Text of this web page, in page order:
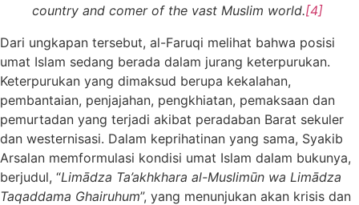
country and comer of the vast Muslim world.[4]
Dari ungkapan tersebut, al-Faruqi melihat bahwa posisi
umat Islam sedang berada dalam jurang keterpurukan.
Keterpurukan yang dimaksud berupa kekalahan,
pembantaian, penjajahan, pengkhiatan, pemaksaan dan
pemurtadan yang terjadi akibat peradaban Barat sekuler
dan westernisasi. Dalam keprihatinan yang sama, Syakib
Arsalan memformulasi kondisi umat Islam dalam bukunya,
berjudul, “Limādza Ta’akhkhara al-Muslimūn wa Limādza
Taqaddama Ghairuhum”, yang menunjukan akan krisis dan